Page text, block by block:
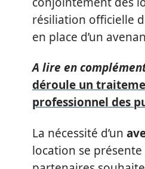
résiliation officielle
en place d’un
A lire en
déroule un
professionnel des
La nécessité d’un
location se présente